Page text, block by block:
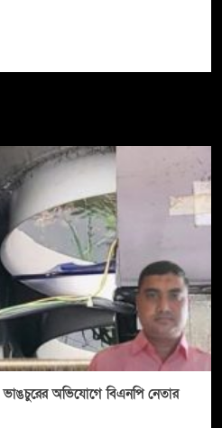
ভাঙচুরের অভিযোগে বিএনপি নেতার